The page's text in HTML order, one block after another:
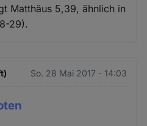
Matthäus 5,39, ähnlich in
29).
So. 28 Mai 2017 - 14:03